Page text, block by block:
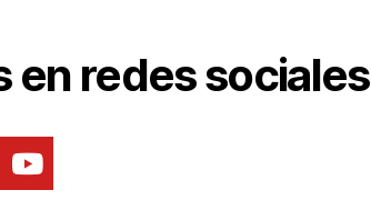
en redes sociales